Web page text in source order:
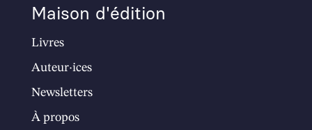
Maison d'édition
Livres
Auteur·ices
Newsletters
À propos